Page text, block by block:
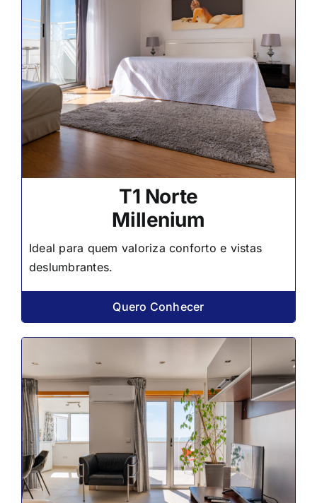
T1 Norte
Millenium
Ideal para quem valoriza conforto e vistas
deslumbrantes.
Quero Conhecer